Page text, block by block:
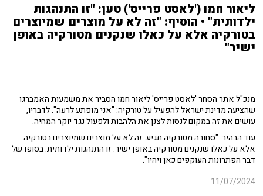
ליאור חמו ('לאסט פרייס') טען: "זו התנהגות
ילדותית" • הוסיף: "זה לא על מוצרים שמיוצרים
בטורקיה אלא על כאלו שנקנים מטורקיה באופן
ישיר"
מנכ"ל אתר הסחר 'לאסט פרייס' ליאור חמו הסביר את משמעות האמברגו
שהציעה מדינת ישראל להפעיל על טורקיה: "אני מופתע לרעה". לדבריו,
עושים את זה במקום לנסות לצנן את הלהבות ולפעול נגד יוקר המחיה.
עוד הבהיר: "סחורה מטורקיה תגיע. זה לא על מוצרים שמיוצרים בטורקיה
אלא על כאלו שנקנים מטורקיה באופן ישיר. זו התנהגות ילדותית. בסופו של
דבר הפתרונות העוקפים כאן ויהיו".
11/07/2024